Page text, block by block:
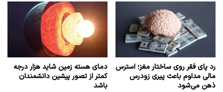
رد پای فقر روی ساختار مغز؛ استرس
مالی مداوم باعث پیری زودرس
ذهن می‌شود
دمای هسته زمین شاید هزار درجه
کمتر از تصور پیشین دانشمندان
باشد